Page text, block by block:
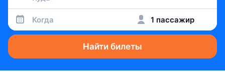
Когда 1 пассажир
Найти билеты